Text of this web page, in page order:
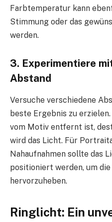
Farbtemperatur kann
Stimmung oder das
werden.
3. Experimentiere
Abstand
Versuche verschiedene
beste Ergebnis zu
vom Motiv entfernt ist,
wird das Licht. Für
Nahaufnahmen sollte das
positioniert werden, um
hervorzuheben.
Ringlicht: Ein